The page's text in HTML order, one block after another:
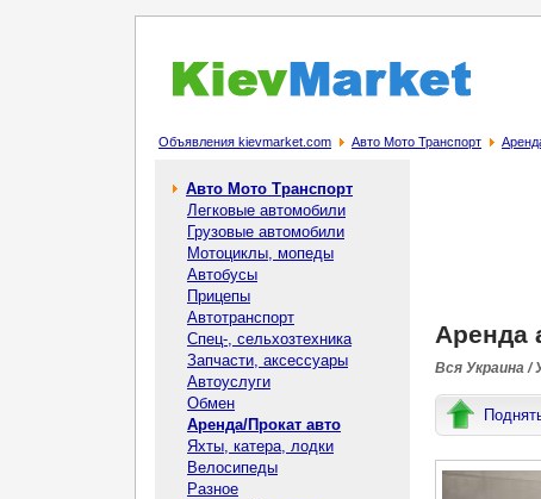
Объявления kievmarket.com Авто Мото Транспорт
Авто Мото Транспорт
Легковые автомобили
Грузовые автомобили
Мотоциклы, мопеды
Автобусы
Прицепы
Автотранспорт
Спец-, cельхозтехника
Запчасти, аксессуары
Автоуслуги
Обмен
Аренда/Прокат авто
Яхты, катера, лодки
Велосипеды
Разное
Аренда
Вся Украина /